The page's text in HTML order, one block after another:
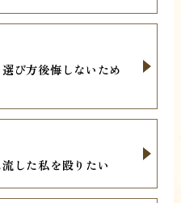
び方後悔しないため
した私を殴りたい